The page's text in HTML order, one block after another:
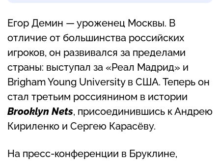
Егор Демин — уроженец Москвы. В
отличие от большинства российских
игроков, он развивался за пределами
страны: выступал за «Реал Мадрид» и
Brigham Young University в США. Теперь он
стал третьим россиянином в истории
Brooklyn Nets, присоединившись к Андрею
Кириленко и Сергею Карасёву.
На пресс-конференции в Бруклине,